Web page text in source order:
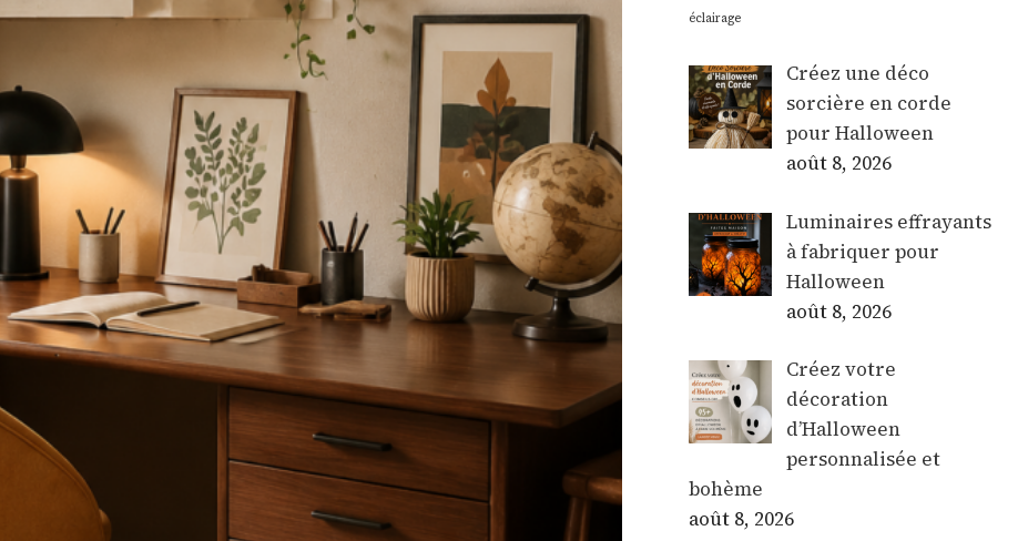
éclairage
Créez une déco
sorcière en corde
pour Halloween
août 8, 2026
Luminaires effrayants
à fabriquer pour
Halloween
août 8, 2026
Créez votre
décoration
d’Halloween
personnalisée et
bohème
août 8, 2026